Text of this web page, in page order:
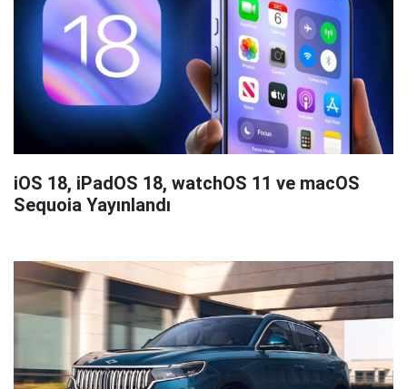
iOS 18, iPadOS 18, watchOS 11 ve macOS
Sequoia Yayınlandı